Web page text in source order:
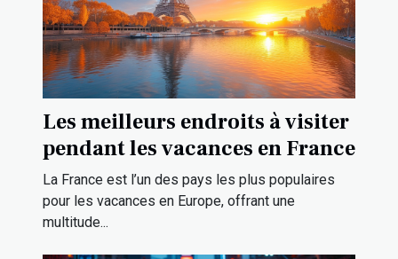
Les meilleurs endroits à visiter
pendant les vacances en France
La France est l’un des pays les plus populaires
pour les vacances en Europe, offrant une
multitude...